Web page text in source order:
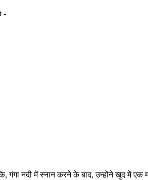
-
गंगा नदी में स्नान करने के बाद, उन्होंने खुद में